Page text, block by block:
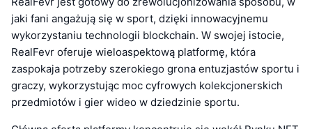
jaki fani angażują się w sport, dzięki innowacyjnemu
wykorzystaniu technologii blockchain. W swojej istocie,
RealFevr oferuje wieloaspektową platformę, która
zaspokaja potrzeby szerokiego grona entuzjastów sportu i
graczy, wykorzystując moc cyfrowych kolekcjonerskich
przedmiotów i gier wideo w dziedzinie sportu.